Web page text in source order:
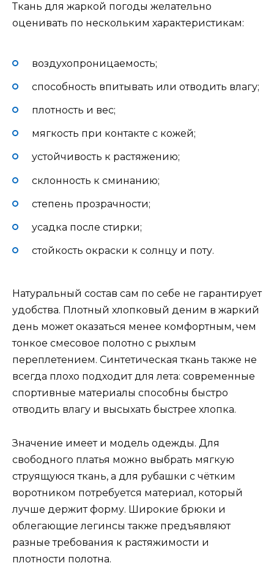
Ткань для жаркой погоды желательно
оценивать по нескольким характеристикам:
воздухопроницаемость;
способность впитывать или отводить влагу;
плотность и вес;
мягкость при контакте с кожей;
устойчивость к растяжению;
склонность к сминанию;
степень прозрачности;
усадка после стирки;
стойкость окраски к солнцу и поту.
Натуральный состав сам по себе не гарантирует
удобства. Плотный хлопковый деним в жаркий
день может оказаться менее комфортным, чем
тонкое смесовое полотно с рыхлым
переплетением. Синтетическая ткань также не
всегда плохо подходит для лета: современные
спортивные материалы способны быстро
отводить влагу и высыхать быстрее хлопка.
Значение имеет и модель одежды. Для
свободного платья можно выбрать мягкую
струящуюся ткань, а для рубашки с чётким
воротником потребуется материал, который
лучше держит форму. Широкие брюки и
облегающие легинсы также предъявляют
разные требования к растяжимости и
плотности полотна.